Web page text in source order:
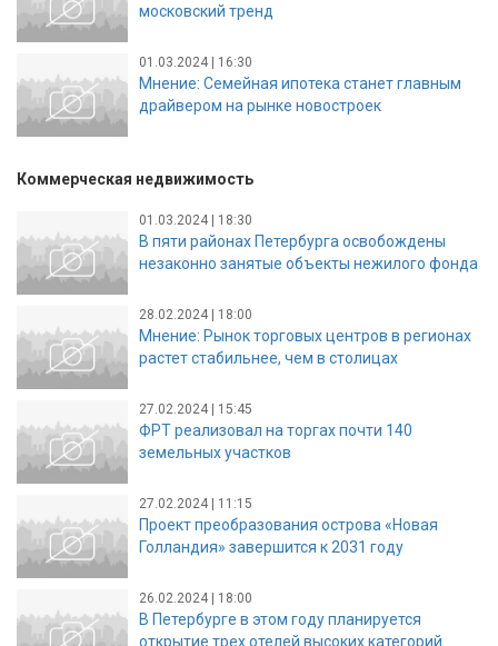
московский тренд
01.03.2024 | 16:30
Мнение: Семейная ипотека станет главным
драйвером на рынке новостроек
Коммерческая недвижимость
01.03.2024 | 18:30
В пяти районах Петербурга освобождены
незаконно занятые объекты нежилого фонда
28.02.2024 | 18:00
Мнение: Рынок торговых центров в регионах
растет стабильнее, чем в столицах
27.02.2024 | 15:45
ФРТ реализовал на торгах почти 140
земельных участков
27.02.2024 | 11:15
Проект преобразования острова «Новая
Голландия» завершится к 2031 году
26.02.2024 | 18:00
В Петербурге в этом году планируется
открытие трех отелей высоких категорий